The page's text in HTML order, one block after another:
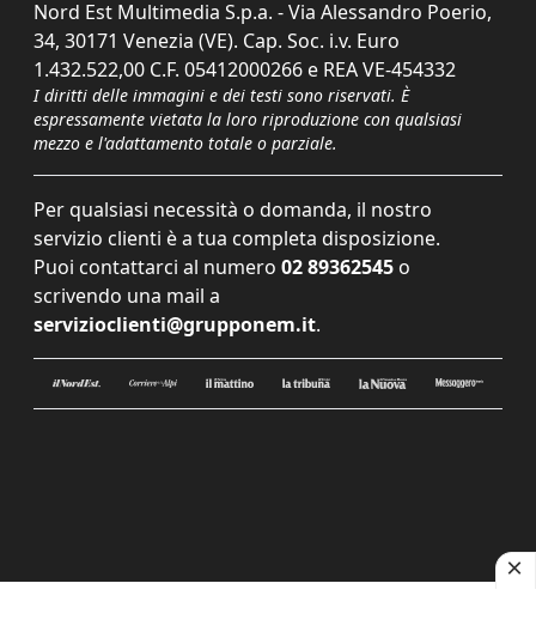
Nord Est Multimedia S.p.a. - Via Alessandro Poerio,
34, 30171 Venezia (VE). Cap. Soc. i.v. Euro
1.432.522,00 C.F. 05412000266 e REA VE-454332
I diritti delle immagini e dei testi sono riservati. È
espressamente vietata la loro riproduzione con qualsiasi
mezzo e l'adattamento totale o parziale.
Per qualsiasi necessità o domanda, il nostro
servizio clienti è a tua completa disposizione.
Puoi contattarci al numero 02 89362545 o
scrivendo una mail a
servizioclienti@grupponem.it.